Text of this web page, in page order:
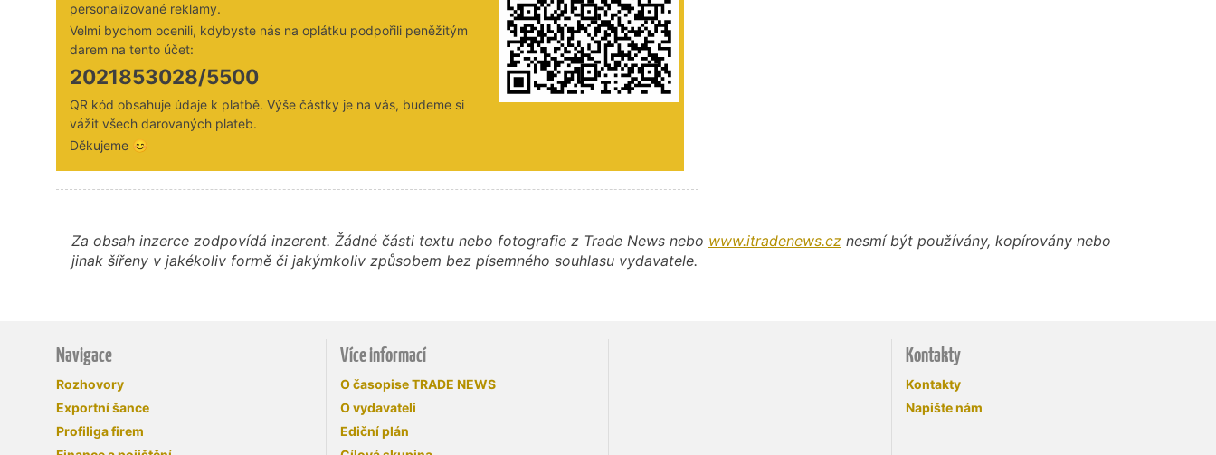
personalizované reklamy.
Velmi bychom ocenili, kdybyste nás na oplátku podpořili peněžitým
darem na tento účet:
2021853028/5500
QR kód obsahuje údaje k platbě. Výše částky je na vás, budeme si
vážit všech darovaných plateb.
Děkujeme 😊
Za obsah inzerce zodpovídá inzerent. Žádné části textu nebo fotografie z Trade News nebo www.itradenews.cz nesmí být používány, kopírovány nebo
jinak šířeny v jakékoliv formě či jakýmkoliv způsobem bez písemného souhlasu vydavatele.
Navigace
Rozhovory
Exportní šance
Profiliga firem
Více informací
O časopise TRADE NEWS
O vydavateli
Ediční plán
Kontakty
Kontakty
Napište nám